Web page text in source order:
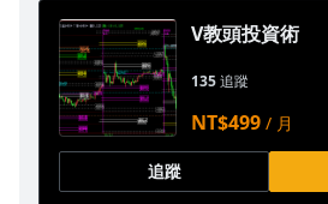
V教頭投資術
135追蹤
NT$499 / 月
追蹤